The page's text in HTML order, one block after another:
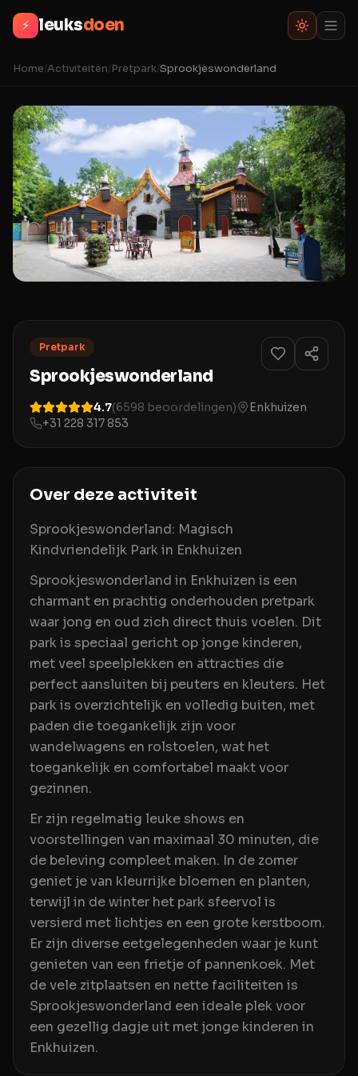
⚡ leuksdoen
Home/Activiteiten/Pretpark/Sprookjeswonderland
Pretpark
Sprookjeswonderland
4.7(6598 beoordelingen)
Enkhuizen
+31 228 317 853
Over deze activiteit
Sprookjeswonderland: Magisch
Kindvriendelijk Park in Enkhuizen
Sprookjeswonderland in Enkhuizen is een
charmant en prachtig onderhouden pretpark
waar jong en oud zich direct thuis voelen. Dit
park is speciaal gericht op jonge kinderen,
met veel speelplekken en attracties die
perfect aansluiten bij peuters en kleuters. Het
park is overzichtelijk en volledig buiten, met
paden die toegankelijk zijn voor
wandelwagens en rolstoelen, wat het
toegankelijk en comfortabel maakt voor
gezinnen.
Er zijn regelmatig leuke shows en
voorstellingen van maximaal 30 minuten, die
de beleving compleet maken. In de zomer
geniet je van kleurrijke bloemen en planten,
terwijl in de winter het park sfeervol is
versierd met lichtjes en een grote kerstboom.
Er zijn diverse eetgelegenheden waar je kunt
genieten van een frietje of pannenkoek. Met
de vele zitplaatsen en nette faciliteiten is
Sprookjeswonderland een ideale plek voor
een gezellig dagje uit met jonge kinderen in
Enkhuizen.